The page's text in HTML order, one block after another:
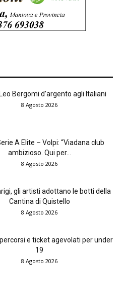
Bergomi d’argento agli Italiani
8 Agosto 2026
A Elite – Volpi: “Viadana club
ambizioso. Qui per...
8 Agosto 2026
gli artisti adottano le botti della
Cantina di Quistello
8 Agosto 2026
e ticket agevolati per under
19
8 Agosto 2026